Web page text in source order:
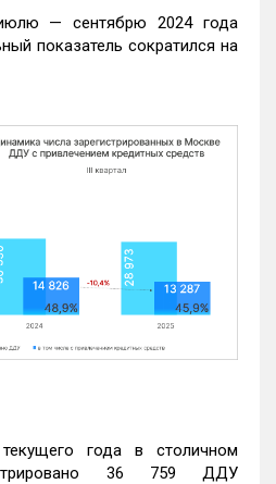
— сентябрю 2024 года
показатель сократился на
года в столичном
36 759 ДДУ